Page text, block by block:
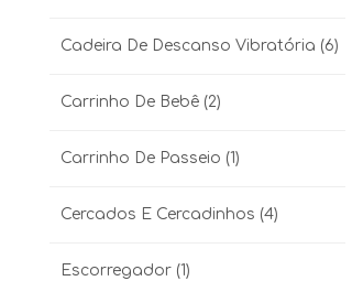
Cadeira De Descanso Vibratória (6)
Carrinho De Bebê (2)
Carrinho De Passeio (1)
Cercados E Cercadinhos (4)
Escorregador (1)